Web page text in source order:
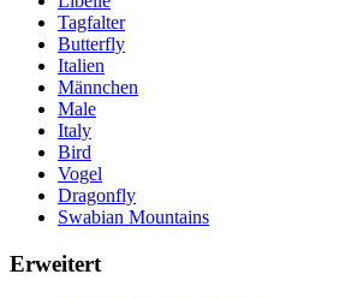
Tagfalter
Butterfly
Italien
Männchen
Male
Italy
Bird
Vogel
Dragonfly
Swabian Mountains
Erweitert